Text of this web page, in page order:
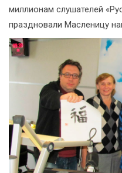
миллионам слушателей
праздновали Масленицу